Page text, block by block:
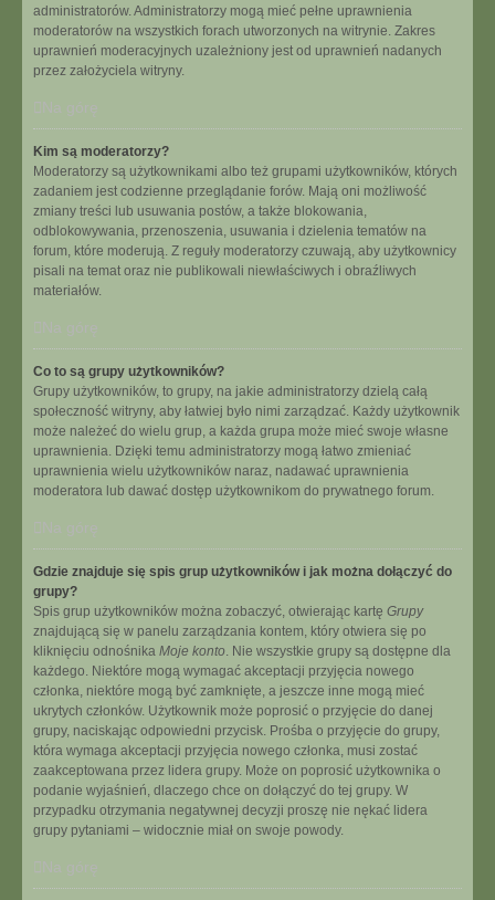
administratorów. Administratorzy mogą mieć pełne uprawnienia
moderatorów na wszystkich forach utworzonych na witrynie. Zakres
uprawnień moderacyjnych uzależniony jest od uprawnień nadanych
przez założyciela witryny.
Na górę
Kim są moderatorzy?
Moderatorzy są użytkownikami albo też grupami użytkowników, których
zadaniem jest codzienne przeglądanie forów. Mają oni możliwość
zmiany treści lub usuwania postów, a także blokowania,
odblokowywania, przenoszenia, usuwania i dzielenia tematów na
forum, które moderują. Z reguły moderatorzy czuwają, aby użytkownicy
pisali na temat oraz nie publikowali niewłaściwych i obraźliwych
materiałów.
Na górę
Co to są grupy użytkowników?
Grupy użytkowników, to grupy, na jakie administratorzy dzielą całą
społeczność witryny, aby łatwiej było nimi zarządzać. Każdy użytkownik
może należeć do wielu grup, a każda grupa może mieć swoje własne
uprawnienia. Dzięki temu administratorzy mogą łatwo zmieniać
uprawnienia wielu użytkowników naraz, nadawać uprawnienia
moderatora lub dawać dostęp użytkownikom do prywatnego forum.
Na górę
Gdzie znajduje się spis grup użytkowników i jak można dołączyć do
grupy?
Spis grup użytkowników można zobaczyć, otwierając kartę Grupy
znajdującą się w panelu zarządzania kontem, który otwiera się po
kliknięciu odnośnika Moje konto. Nie wszystkie grupy są dostępne dla
każdego. Niektóre mogą wymagać akceptacji przyjęcia nowego
członka, niektóre mogą być zamknięte, a jeszcze inne mogą mieć
ukrytych członków. Użytkownik może poprosić o przyjęcie do danej
grupy, naciskając odpowiedni przycisk. Prośba o przyjęcie do grupy,
która wymaga akceptacji przyjęcia nowego członka, musi zostać
zaakceptowana przez lidera grupy. Może on poprosić użytkownika o
podanie wyjaśnień, dlaczego chce on dołączyć do tej grupy. W
przypadku otrzymania negatywnej decyzji proszę nie nękać lidera
grupy pytaniami – widocznie miał on swoje powody.
Na górę